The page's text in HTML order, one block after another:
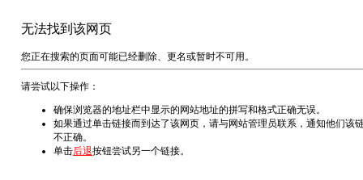
无法找到该网页
您正在搜索的页面可能已经删除、更名或暂时不可用。
请尝试以下操作：
确保浏览器的地址栏中显示的网站地址的拼写和格式正确无误。
如果通过单击链接而到达了该网页，请与网站管理员联系，通知他们该
不正确。
单击后退按钮尝试另一个链接。